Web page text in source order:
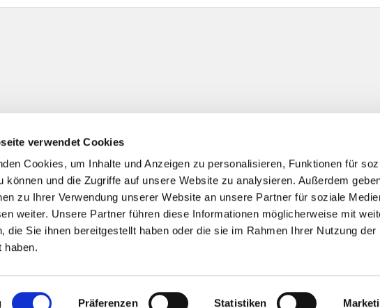
verwendet Cookies
Cookies, um Inhalte und Anzeigen zu personalisieren, Funktionen für
können und die Zugriffe auf unsere Website zu analysieren. Außerdem
zu Ihrer Verwendung unserer Website an unsere Partner für soziale
weiter. Unsere Partner führen diese Informationen möglicherweise mit
die Sie ihnen bereitgestellt haben oder die sie im Rahmen Ihrer Nutzung der
haben.
Präferenzen Statistiken
Impressum Datenschutzerklärung ChurchDesk-